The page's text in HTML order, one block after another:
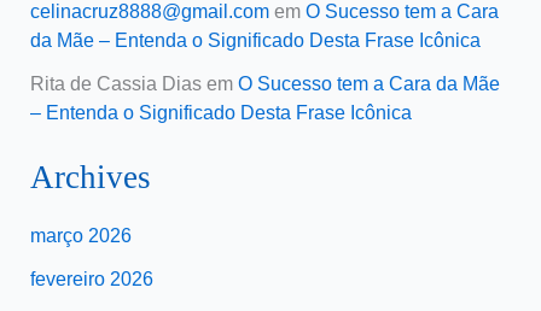
celinacruz8888@gmail.comem O Sucesso tem a Cara
da Mãe – Entenda o Significado Desta Frase Icônica
Rita de Cassia Diasem O Sucesso tem a Cara da Mãe
– Entenda o Significado Desta Frase Icônica
Archives
março 2026
fevereiro 2026